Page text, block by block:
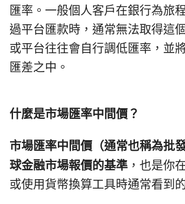
匯率。一般個人客戶在銀行為旅
過平台匯款時，通常無法取得這
或平台往往會自行調低匯率，並
匯差之中。
什麼是市場匯率中間價？
市場匯率中間價（通常也稱為批
球金融市場報價的基準 ，也是你
或使用貨幣換算工具時通常看到